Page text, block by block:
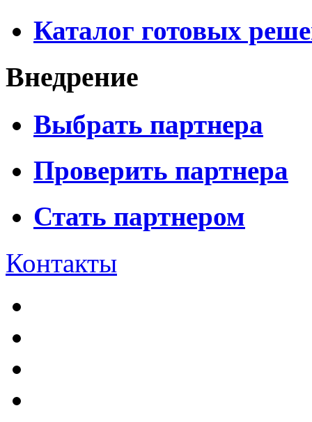
Каталог готовых
Внедрение
Выбрать партнера
Проверить партнера
Стать партнером
Контакты